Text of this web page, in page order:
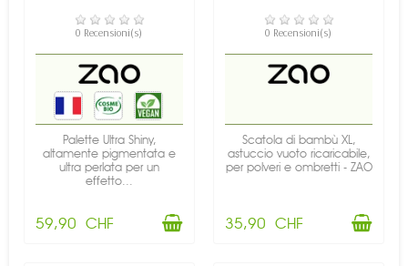
DISPONIBILE
0 Recensioni(s)
Palette Ultra Shiny,
altamente pigmentata e
ultra perlata per un
effetto...
59,90 CHF
DISPONIBILE
0 Recensioni(s)
Scatola di bambù XL,
astuccio vuoto ricaricabile,
per polveri e ombretti - ZAO
35,90 CHF